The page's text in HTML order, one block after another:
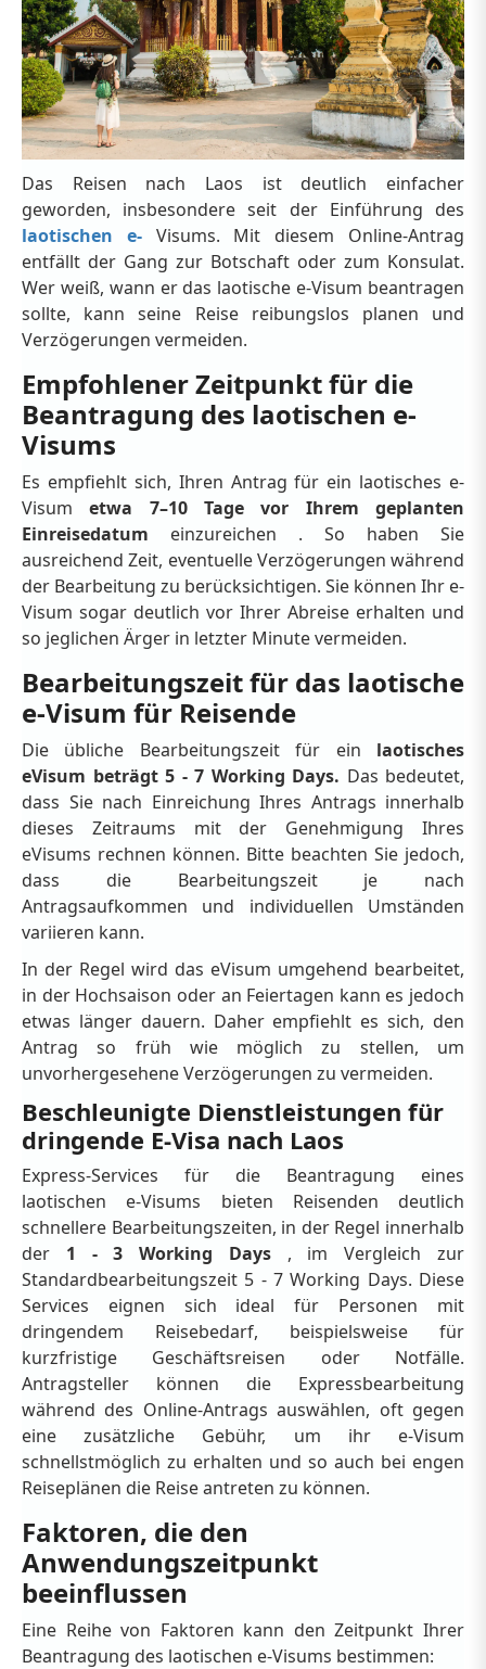
Das Reisen nach Laos ist deutlich einfacher
geworden, insbesondere seit der Einführung des
laotischen e-Visums. Mit diesem Online-Antrag
entfällt der Gang zur Botschaft oder zum Konsulat.
Wer weiß, wann er das laotische e-Visum beantragen
sollte, kann seine Reise reibungslos planen und
Verzögerungen vermeiden.
Empfohlener Zeitpunkt für die
Beantragung des laotischen e-
Visums
Es empfiehlt sich, Ihren Antrag für ein laotisches e-
Visumetwa 7–10 Tage vor Ihrem geplanten
Einreisedatum einzureichen . So haben Sie
ausreichend Zeit, eventuelle Verzögerungen während
der Bearbeitung zu berücksichtigen. Sie können Ihr e-
Visum sogar deutlich vor Ihrer Abreise erhalten und
so jeglichen Ärger in letzter Minute vermeiden.
Bearbeitungszeit für das laotische
e-Visum für Reisende
Die übliche Bearbeitungszeit für ein laotisches
eVisum beträgt 5 - 7 Working Days. Das bedeutet,
dass Sie nach Einreichung Ihres Antrags innerhalb
dieses Zeitraums mit der Genehmigung Ihres
eVisums rechnen können. Bitte beachten Sie jedoch,
dass die Bearbeitungszeit je nach
Antragsaufkommen und individuellen Umständen
variieren kann.
In der Regel wird das eVisum umgehend bearbeitet,
in der Hochsaison oder an Feiertagen kann es jedoch
etwas länger dauern. Daher empfiehlt es sich, den
Antrag so früh wie möglich zu stellen, um
unvorhergesehene Verzögerungen zu vermeiden.
Beschleunigte Dienstleistungen für
dringende E-Visa nach Laos
Express-Services für die Beantragung eines
laotischen e-Visums bieten Reisenden deutlich
schnellere Bearbeitungszeiten, in der Regel innerhalb
der 1 - 3 Working Days, im Vergleich zur
Standardbearbeitungszeit 5 - 7 Working Days. Diese
Services eignen sich ideal für Personen mit
dringendem Reisebedarf, beispielsweise für
kurzfristige Geschäftsreisen oder Notfälle.
Antragsteller können die Expressbearbeitung
während des Online-Antrags auswählen, oft gegen
eine zusätzliche Gebühr, um ihr e-Visum
schnellstmöglich zu erhalten und so auch bei engen
Reiseplänen die Reise antreten zu können.
Faktoren, die den
Anwendungszeitpunkt
beeinflussen
Eine Reihe von Faktoren kann den Zeitpunkt Ihrer
Beantragung des laotischen e-Visums bestimmen: